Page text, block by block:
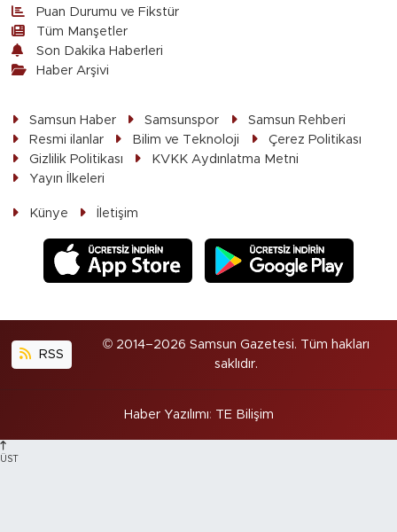
Puan Durumu ve Fikstür
Tüm Manşetler
Son Dakika Haberleri
Haber Arşivi
Samsun Haber Samsunspor
Samsun Rehberi
Resmi ilanlar
Bilim ve Teknoloji
Çerez Politikası
Gizlilik Politikası
KVKK Aydınlatma Metni
Yayın İlkeleri
Künye İletişim
RSS
© 2014–2026 Samsun Gazetesi. Tüm hakları
saklıdır.
Haber Yazılımı: TE Bilişim
ÜST